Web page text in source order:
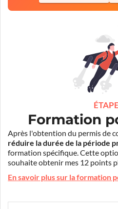
Formation
Après l'obtention du permis de
réduire la durée de la période
formation spécifique. Cette
souhaite obtenir mes 12 points
En savoir plus sur la formation